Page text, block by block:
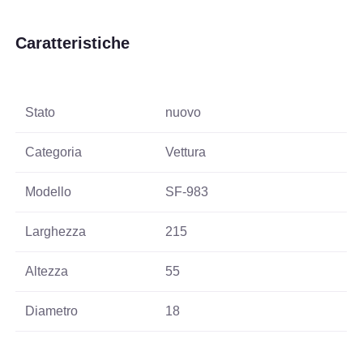
Caratteristiche
Stato nuovo
Categoria Vettura
Modello SF-983
Larghezza 215
Altezza 55
Diametro 18